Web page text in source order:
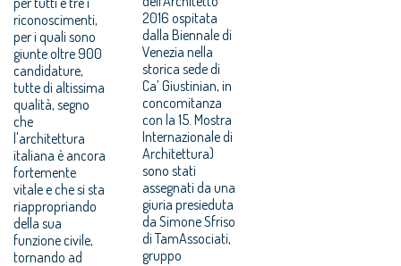
riconoscimenti,
per i quali sono
giunte oltre 900
candidature,
tutte di altissima
qualità, segno
che
l'architettura
italiana è ancora
fortemente
vitale e che si sta
riappropriando
della sua
funzione civile,
tornando ad
2016 ospitata
dalla Biennale di
Venezia nella
storica sede di
Ca’ Giustinian, in
concomitanza
con la 15. Mostra
Internazionale di
Architettura)
sono stati
assegnati da una
giuria presieduta
da Simone Sfriso
di TamAssociati,
gruppo